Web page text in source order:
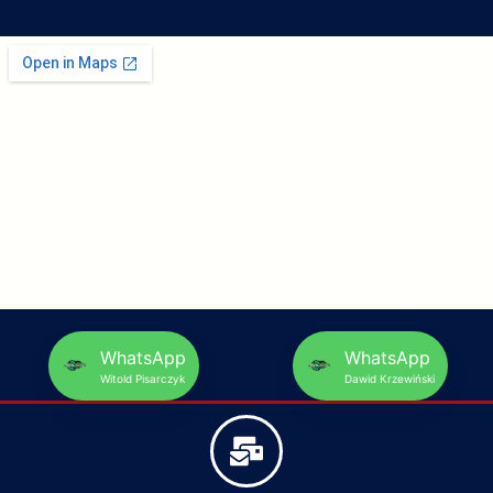
WhatsApp
Witold Pisarczyk
WhatsApp
Dawid Krzewiński